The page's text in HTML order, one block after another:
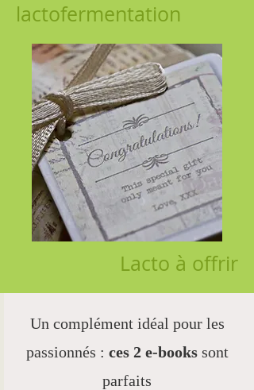
lactofermentation
Lacto à offrir
Un complément idéal pour les
passionnés : ces 2 e-bookssont
parfaits